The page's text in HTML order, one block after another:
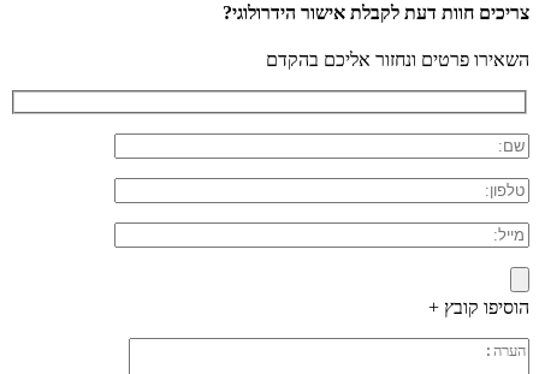
צריכים חוות דעת לקבלת אישור הידרולוגי?
השאירו פרטים ונחזור אליכם בהקדם
הוסיפו קובץ +